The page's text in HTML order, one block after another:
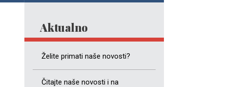
Aktualno
Želite primati naše novosti?
Čitajte naše novosti i na